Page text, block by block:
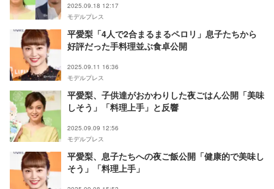
2025.09.18 12:17
モデルプレス
平愛梨「4人で2合まるまるペロリ」息子たちから
好評だった手料理並ぶ食卓公開
2025.09.11 16:36
モデルプレス
平愛梨、子供達がおかわりした夜ごはん公開「美味
しそう」「料理上手」と反響
2025.09.09 12:56
モデルプレス
平愛梨、息子たちへの夜ご飯公開「健康的で美味し
そう」「料理上手」